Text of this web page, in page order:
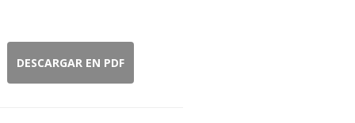
DESCARGAR EN PDF